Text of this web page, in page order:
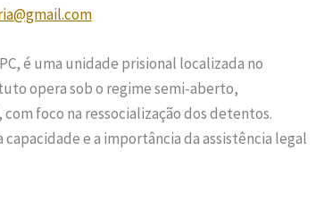
é uma unidade prisional localizada no
opera sob o regime semi-aberto,
foco na ressocialização dos detentos.
e a importância da assistência legal